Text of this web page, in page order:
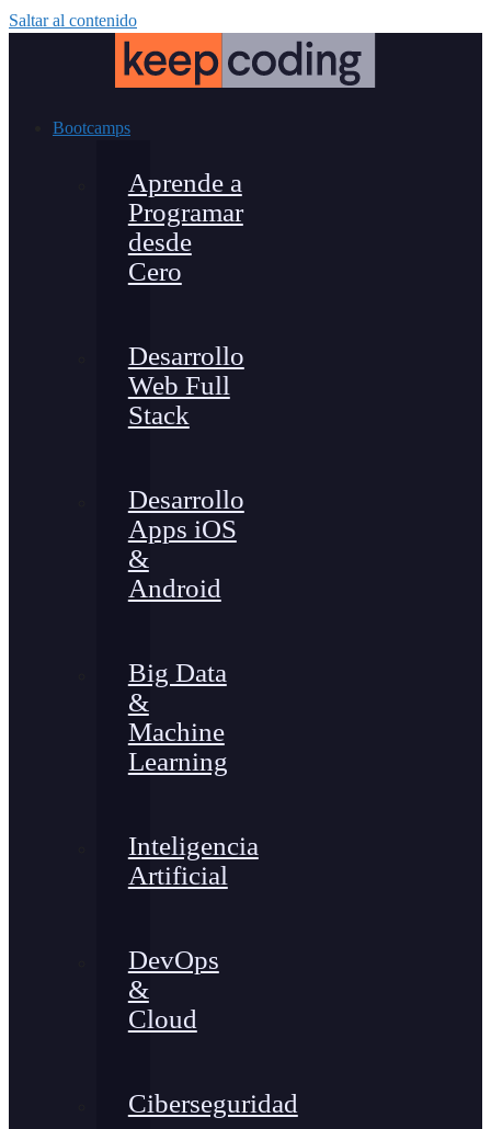
Saltar al contenido
Bootcamps
Aprende a
Programar
desde
Cero
Desarrollo
Web Full
Stack
Desarrollo
Apps iOS
&
Android
Big Data
&
Machine
Learning
Inteligencia
Artificial
DevOps
&
Cloud
Ciberseguridad